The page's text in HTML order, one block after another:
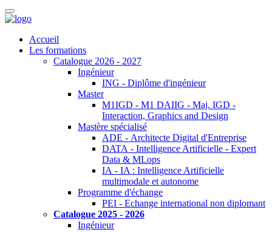
Accueil
Les formations
Catalogue 2026 - 2027
Ingénieur
ING - Diplôme d'ingénieur
Master
M1IGD - M1 DAIIG - Maj. IGD -
Interaction, Graphics and Design
Mastère spécialisé
ADE - Architecte Digital d'Entreprise
DATA - Intelligence Artificielle - Expert
Data & MLops
IA - IA : Intelligence Artificielle
multimodale et autonome
Programme d'échange
PEI - Echange international non diplomant
Catalogue 2025 - 2026
Ingénieur